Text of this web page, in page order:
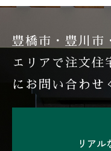
豊橋市・豊川市
エリアで注文住
にお問い合わせ
リアル